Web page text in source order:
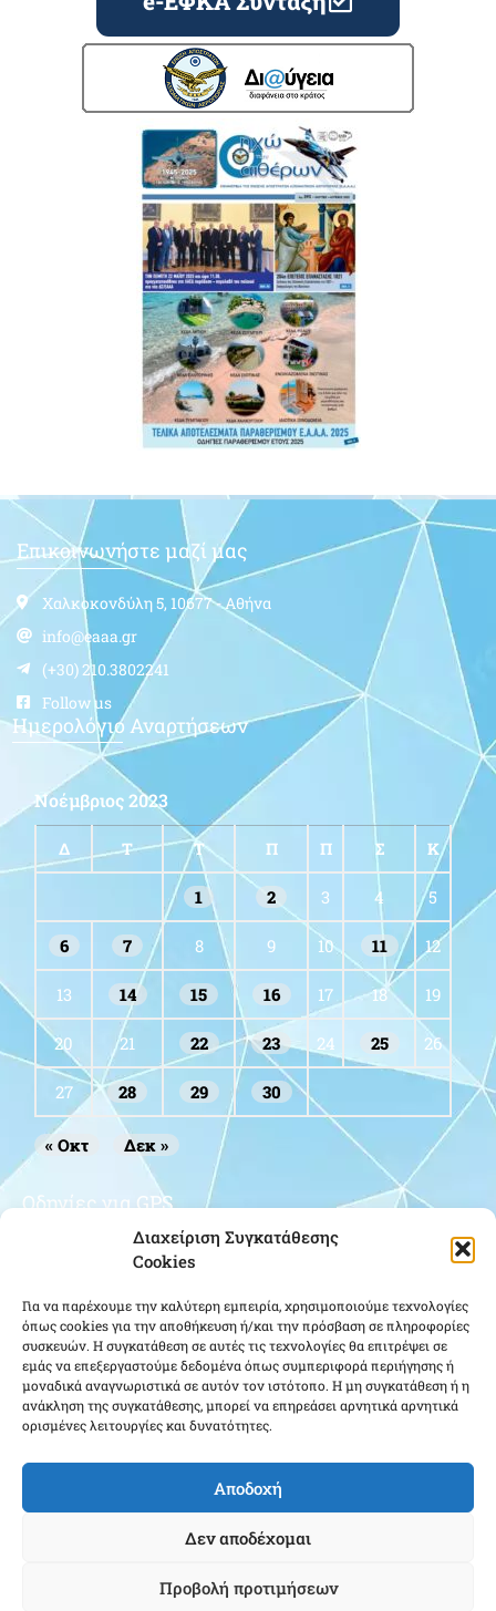
Διαχείριση Συγκατάθεσης
Cookies
Για να παρέχουμε την καλύτερη εμπειρία, χρησιμοποιούμε τεχνολογίες
όπως cookies για την αποθήκευση ή/και την πρόσβαση σε πληροφορίες
συσκευών. Η συγκατάθεση σε αυτές τις τεχνολογίες θα επιτρέψει σε
εμάς να επεξεργαστούμε δεδομένα όπως συμπεριφορά περιήγησης ή
μοναδικά αναγνωριστικά σε αυτόν τον ιστότοπο. Η μη συγκατάθεση ή η
ανάκληση της συγκατάθεσης, μπορεί να επηρεάσει αρνητικά αρνητικά
ορισμένες λειτουργίες και δυνατότητες.
Αποδοχή
Δεν αποδέχομαι
Προβολή προτιμήσεων
Επικοινωνήστε μαζί μας
Χαλκοκονδύλη 5, 10677 - Αθήνα
info@eaaa.gr
(+30) 210.3802241
Follow us
Ημερολόγιο Αναρτήσεων
Νοέμβριος 2023
Δ Τ Τ Π Π Σ Κ
1 2 3 4 5
6 7 8 9 10 11 12
13 14 15 16 17 18 19
20 21 22 23 24 25 26
27 28 29 30
« Οκτ Δεκ »
Οδηγίες για GPS
Κάντε κλικ για να αποδεχτείτε cookies
εμπορικής προώθησης και να